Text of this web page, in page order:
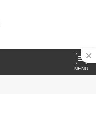
MENU